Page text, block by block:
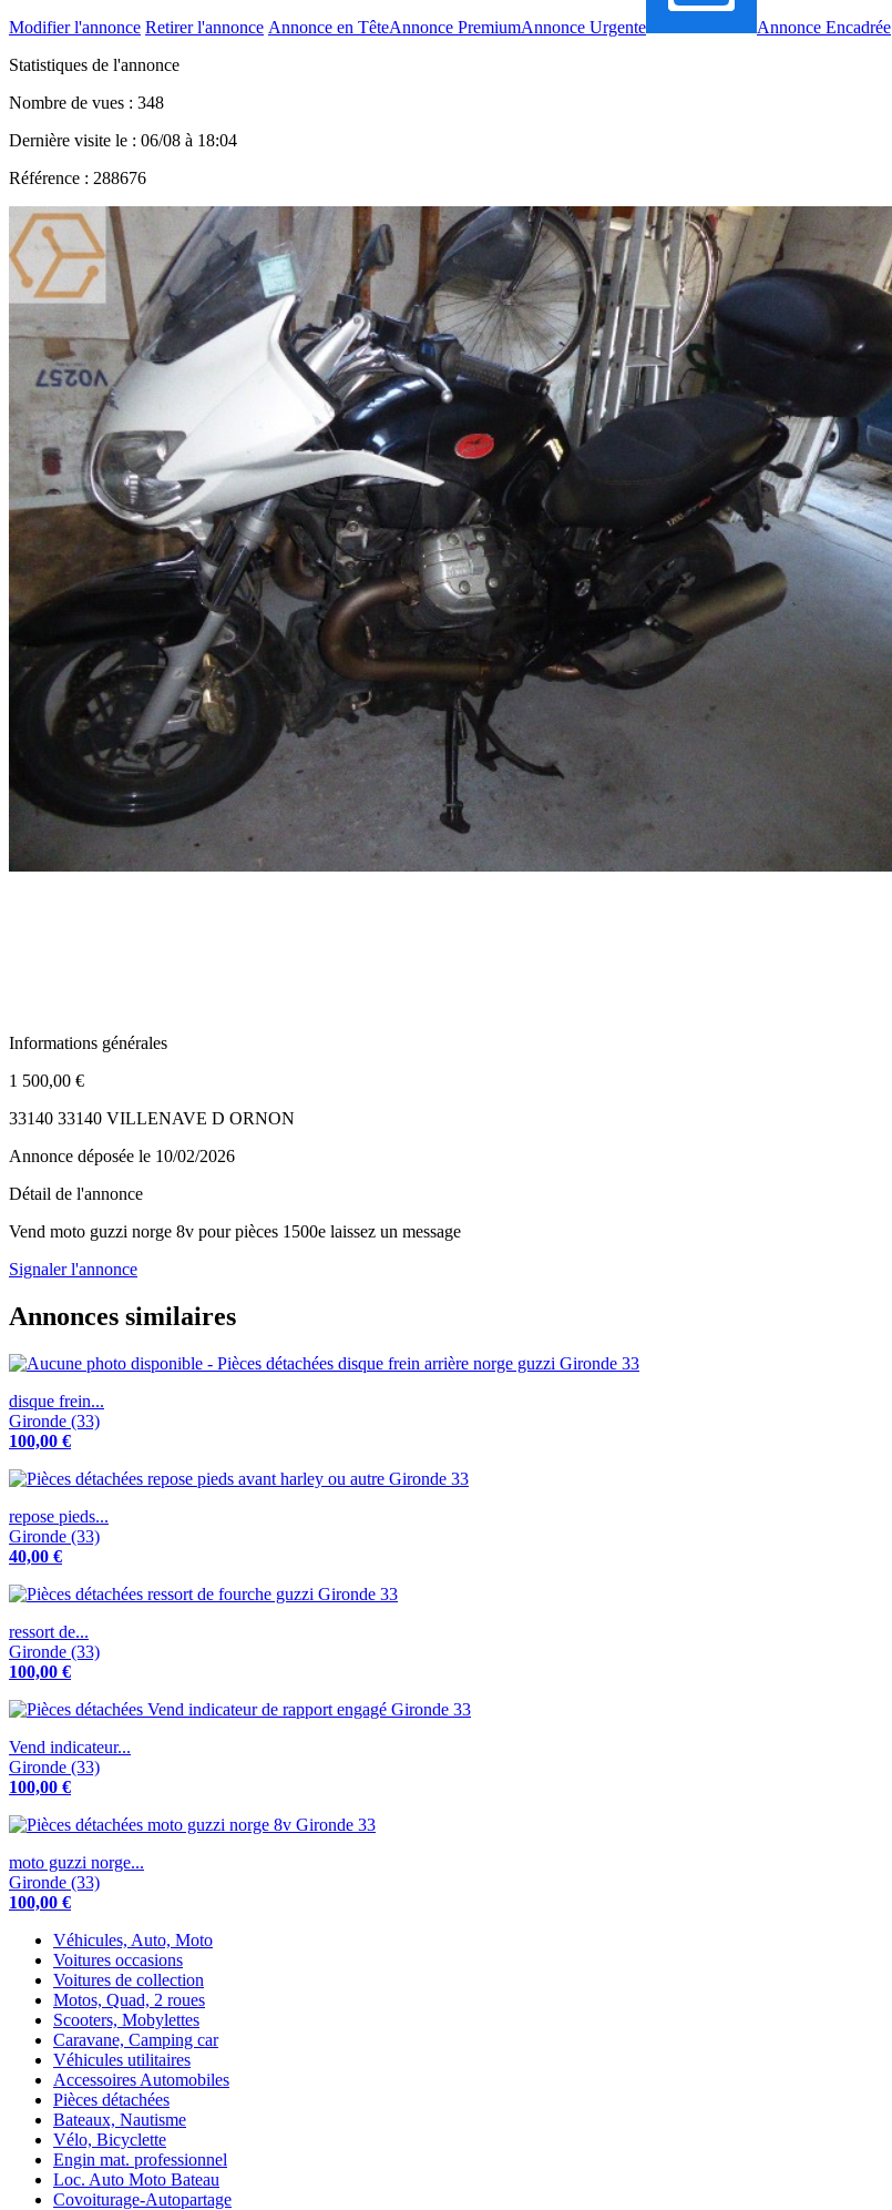
Modifier l'annonce Retirer l'annonce Annonce en TêteAnnonce PremiumAnnonce Urgente
Annonce Encadrée
Statistiques de l'annonce
Nombre de vues : 348
Dernière visite le : 06/08 à 18:04
Référence : 288676
Informations générales
1 500,00 €
33140 33140 VILLENAVE D ORNON
Annonce déposée le 10/02/2026
Détail de l'annonce
Vend moto guzzi norge 8v pour pièces 1500e laissez un message
Signaler l'annonce
Annonces similaires
disque frein...
Gironde (33)
100,00 €
repose pieds...
Gironde (33)
40,00 €
ressort de...
Gironde (33)
100,00 €
Vend indicateur...
Gironde (33)
100,00 €
moto guzzi norge...
Gironde (33)
100,00 €
Véhicules, Auto, Moto
Voitures occasions
Voitures de collection
Motos, Quad, 2 roues
Scooters, Mobylettes
Caravane, Camping car
Véhicules utilitaires
Accessoires Automobiles
Pièces détachées
Bateaux, Nautisme
Vélo, Bicyclette
Engin mat. professionnel
Loc. Auto Moto Bateau
Covoiturage-Autopartage